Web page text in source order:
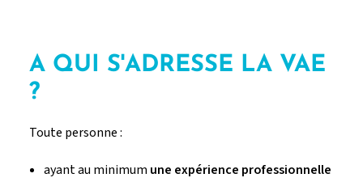
A QUI S'ADRESSE LA VAE
?
Toute personne :
ayant au minimum une expérience professionnelle